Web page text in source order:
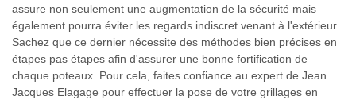
assure non seulement une augmentation de la sécurité mais
également pourra éviter les regards indiscret venant à l'extérieur.
Sachez que ce dernier nécessite des méthodes bien précises en
étapes pas étapes afin d'assurer une bonne fortification de
chaque poteaux. Pour cela, faites confiance au expert de Jean
Jacques Elagage pour effectuer la pose de votre grillages en